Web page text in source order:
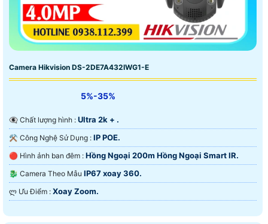
Camera Hikvision DS-2DE7A432IWG1-E
5%-35%
👁️‍🗨 Chất lượng hình : Ultra 2k + .
⚒ Công Nghệ Sử Dụng : IP POE.
🔴 Hình ảnh ban đêm : Hồng Ngoại 200m Hồng Ngoại Smart IR.
🐉️ Camera Theo Mẫu IP67 xoay 360.
️ლ Ưu Điểm : Xoay Zoom.